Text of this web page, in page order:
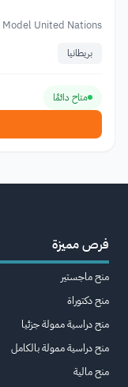
United Nations
بريطانيا
متاح دائمًا
فرص مميزة
منح ماجستير
منح دكتوراة
منح دراسية ممولة جزئيا
منح دراسية ممولة بالكامل
منح مالية